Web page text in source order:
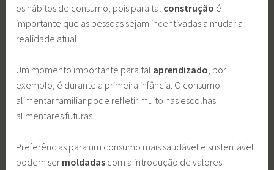
os hábitos de consumo, pois para tal construção é
importante que as pessoas sejam incentivadas a mudar a
realidade atual.
Um momento importante para tal aprendizado , por
exemplo, é durante a primeira infância. O consumo
alimentar familiar pode refletir muito nas escolhas
alimentares futuras.
Preferências para um consumo mais saudável e sustentável
podem ser moldadas com a introdução de valores